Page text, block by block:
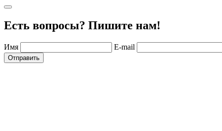
Есть вопросы? Пишите нам!
Имя E-mail